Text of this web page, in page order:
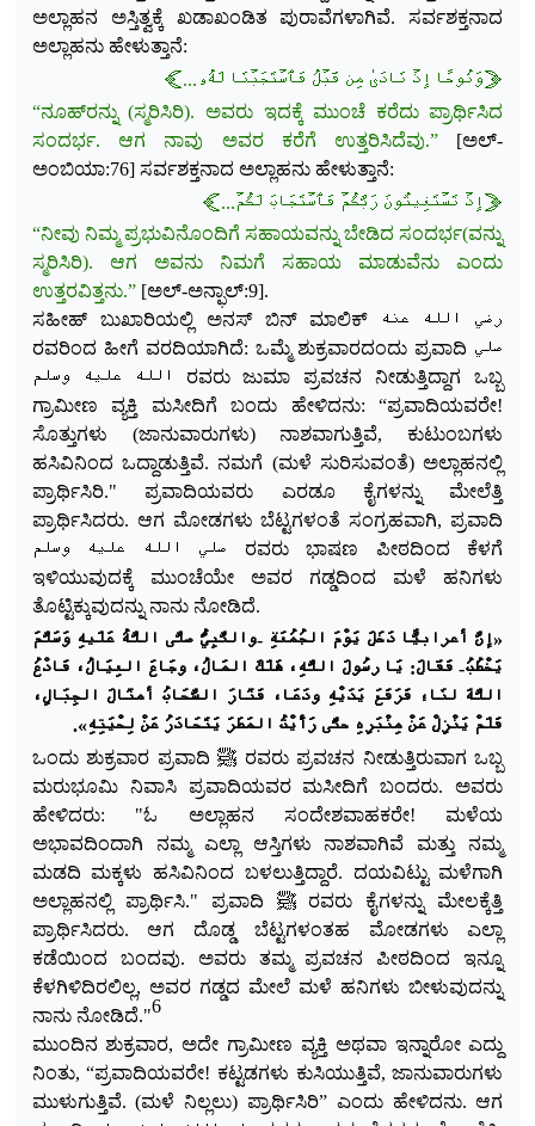
ಅಲ್ಲಾಹನ ಅಸ್ತಿತ್ವಕ್ಕೆ ಖಡಾಖಂಡಿತ ಪುರಾವೆಗಳಾಗಿವೆ. ಸರ್ವಶಕ್ತನಾದ
ಅಲ್ಲಾಹನು ಹೇಳುತ್ತಾನೆ:
﴿وَنُوحًا إِذۡ نَادَىٰ مِن قَبۡلُ فَٱسۡتَجَبۡنَا لَهُۥ...﴾
“ನೂಹ್‌ರನ್ನು (ಸ್ಮರಿಸಿರಿ). ಅವರು ಇದಕ್ಕೆ ಮುಂಚೆ ಕರೆದು ಪ್ರಾರ್ಥಿಸಿದ
ಸಂದರ್ಭ. ಆಗ ನಾವು ಅವರ ಕರೆಗೆ ಉತ್ತರಿಸಿದೆವು.” [ಅಲ್-
ಅಂಬಿಯಾ:76] ಸರ್ವಶಕ್ತನಾದ ಅಲ್ಲಾಹನು ಹೇಳುತ್ತಾನೆ:
﴿إِذۡ تَسۡتَغِيثُونَ رَبَّكُمۡ فَٱسۡتَجَابَ لَكُمۡ...﴾
“ನೀವು ನಿಮ್ಮ ಪ್ರಭುವಿನೊಂದಿಗೆ ಸಹಾಯವನ್ನು ಬೇಡಿದ ಸಂದರ್ಭ(ವನ್ನು
ಸ್ಮರಿಸಿರಿ). ಆಗ ಅವನು ನಿಮಗೆ ಸಹಾಯ ಮಾಡುವೆನು ಎಂದು
ಉತ್ತರವಿತ್ತನು.”[ಅಲ್-ಅನ್ಫಾಲ್:9].
ಸಹೀಹ್ ಬುಖಾರಿಯಲ್ಲಿ ಅನಸ್ ಬಿನ್ ಮಾಲಿಕ್
رضي الله عنه
ರವರಿಂದ ಹೀಗೆ ವರದಿಯಾಗಿದೆ: ಒಮ್ಮೆ ಶುಕ್ರವಾರದಂದು ಪ್ರವಾದಿ صلي
الله عليه وسلم ರವರು ಜುಮಾ ಪ್ರವಚನ ನೀಡುತ್ತಿದ್ದಾಗ ಒಬ್ಬ
ಗ್ರಾಮೀಣ ವ್ಯಕ್ತಿ ಮಸೀದಿಗೆ ಬಂದು ಹೇಳಿದನು: “ಪ್ರವಾದಿಯವರೇ!
ಸೊತ್ತುಗಳು (ಜಾನುವಾರುಗಳು) ನಾಶವಾಗುತ್ತಿವೆ, ಕುಟುಂಬಗಳು
ಹಸಿವಿನಿಂದ ಒದ್ದಾಡುತ್ತಿವೆ. ನಮಗೆ (ಮಳೆ ಸುರಿಸುವಂತೆ) ಅಲ್ಲಾಹನಲ್ಲಿ
ಪ್ರಾರ್ಥಿಸಿರಿ." ಪ್ರವಾದಿಯವರು ಎರಡೂ ಕೈಗಳನ್ನು ಮೇಲೆತ್ತಿ
ಪ್ರಾರ್ಥಿಸಿದರು. ಆಗ ಮೋಡಗಳು ಬೆಟ್ಟಗಳಂತೆ ಸಂಗ್ರಹವಾಗಿ, ಪ್ರವಾದಿ
صلي الله عليه وسلم ರವರು ಭಾಷಣ ಪೀಠದಿಂದ ಕೆಳಗೆ
ಇಳಿಯುವುದಕ್ಕೆ ಮುಂಚೆಯೇ ಅವರ ಗಡ್ಡದಿಂದ ಮಳೆ ಹನಿಗಳು
ತೊಟ್ಟಿಕ್ಕುವುದನ್ನು ನಾನು ನೋಡಿದೆ.
«إنَّ أعرابيًّا دَخَلَ يَوْمَ الجُمُعَةِ -والنَّبِيُّ صلَّى اللَّهُ عليهِ وسلَّمَ
يَخْطُبُ- فقالَ: يا رسُولَ اللَّهِ، هَلَكَ المَالُ، وجَاعَ العِيَالُ، فَادْعُ
اللَّهَ لنَا؛ فَرَفَعَ يَدَيْهِ ودَعَا، فَثَارَ السَّحَابُ أمثَالَ الجِبَالِ،
فَلَمْ يَنْزِلْ عَنْ مِنْبَرِهِ حتَّى رَأَيْتُ المَطَرَ يَتَحَادَرُ عَنْ لِحْيَتِهِ».
ಒಂದು ಶುಕ್ರವಾರ ಪ್ರವಾದಿ ﷺ ರವರು ಪ್ರವಚನ ನೀಡುತ್ತಿರುವಾಗ ಒಬ್ಬ
ಮರುಭೂಮಿ ನಿವಾಸಿ ಪ್ರವಾದಿಯವರ ಮಸೀದಿಗೆ ಬಂದರು. ಅವರು
ಹೇಳಿದರು: "ಓ ಅಲ್ಲಾಹನ ಸಂದೇಶವಾಹಕರೇ! ಮಳೆಯ
ಅಭಾವದಿಂದಾಗಿ ನಮ್ಮ ಎಲ್ಲಾ ಆಸ್ತಿಗಳು ನಾಶವಾಗಿವೆ ಮತ್ತು ನಮ್ಮ
ಮಡದಿ ಮಕ್ಕಳು ಹಸಿವಿನಿಂದ ಬಳಲುತ್ತಿದ್ದಾರೆ. ದಯವಿಟ್ಟು ಮಳೆಗಾಗಿ
ಅಲ್ಲಾಹನಲ್ಲಿ ಪ್ರಾರ್ಥಿಸಿ." ಪ್ರವಾದಿ ﷺ ರವರು ಕೈಗಳನ್ನು ಮೇಲಕ್ಕೆತ್ತಿ
ಪ್ರಾರ್ಥಿಸಿದರು. ಆಗ ದೊಡ್ಡ ಬೆಟ್ಟಗಳಂತಹ ಮೋಡಗಳು ಎಲ್ಲಾ
ಕಡೆಯಿಂದ ಬಂದವು. ಅವರು ತಮ್ಮ ಪ್ರವಚನ ಪೀಠದಿಂದ ಇನ್ನೂ
ಕೆಳಗಿಳಿದಿರಲಿಲ್ಲ, ಅವರ ಗಡ್ಡದ ಮೇಲೆ ಮಳೆ ಹನಿಗಳು ಬೀಳುವುದನ್ನು
ನಾನು ನೋಡಿದೆ."6
ಮುಂದಿನ ಶುಕ್ರವಾರ, ಅದೇ ಗ್ರಾಮೀಣ ವ್ಯಕ್ತಿ ಅಥವಾ ಇನ್ನಾರೋ ಎದ್ದು
ನಿಂತು, “ಪ್ರವಾದಿಯವರೇ! ಕಟ್ಟಡಗಳು ಕುಸಿಯುತ್ತಿವೆ, ಜಾನುವಾರುಗಳು
ಮುಳುಗುತ್ತಿವೆ. (ಮಳೆ ನಿಲ್ಲಲು) ಪ್ರಾರ್ಥಿಸಿರಿ” ಎಂದು ಹೇಳಿದನು. ಆಗ